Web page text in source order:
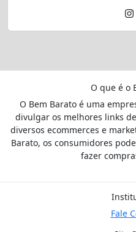
O que é o
O Bem Barato é uma
divulgar os melhores links
diversos ecommerces e
Barato, os consumidores
fazer
Fale